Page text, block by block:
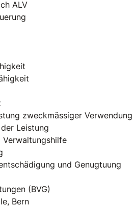
ALV
zweckmässiger Verwendung
Leistung
und Genugtuung
(BVG)
Bern